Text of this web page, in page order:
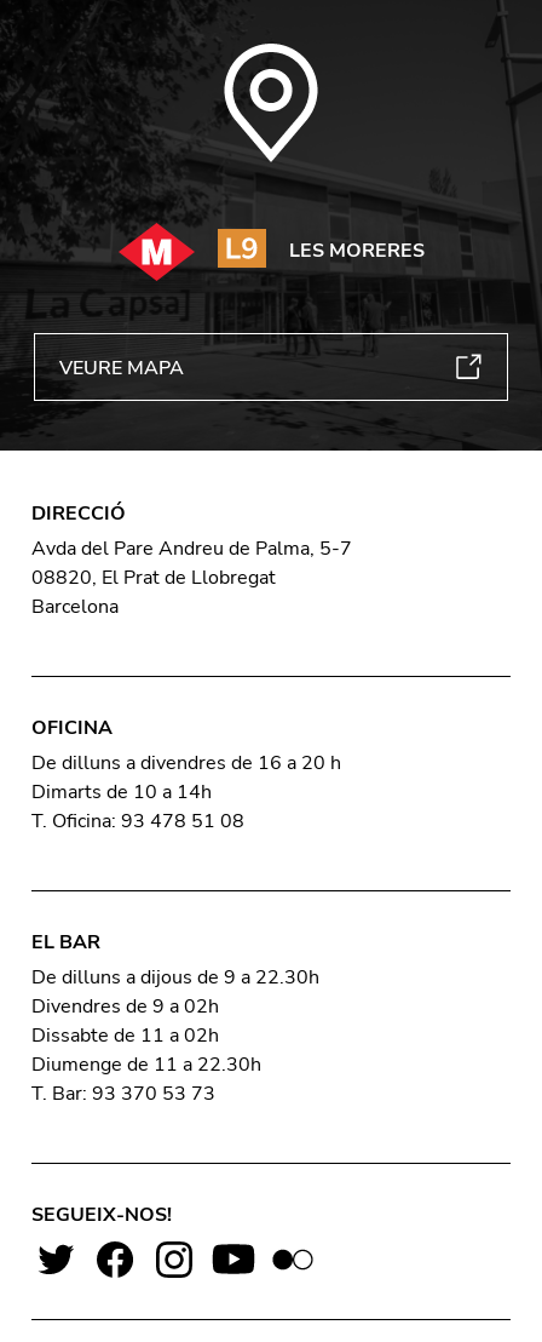
LES MORERES
VEURE MAPA
DIRECCIÓ
Avda del Pare Andreu de Palma, 5-7
08820, El Prat de Llobregat
Barcelona
OFICINA
De dilluns a divendres de 16 a 20 h
Dimarts de 10 a 14h
T. Oficina: 93 478 51 08
EL BAR
De dilluns a dijous de 9 a 22.30h
Divendres de 9 a 02h
Dissabte de 11 a 02h
Diumenge de 11 a 22.30h
T. Bar: 93 370 53 73
SEGUEIX-NOS!